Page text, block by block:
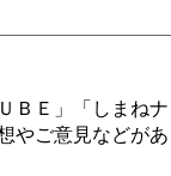
ＢＥ」「しまね
やご意見などが